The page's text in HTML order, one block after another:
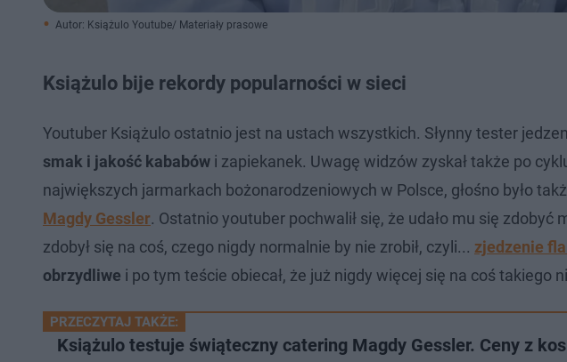
Autor: Książulo Youtube/ Materiały prasowe
Książulo bije rekordy popularności w sieci
Youtuber Książulo ostatnio jest na ustach wszystkich. Słynny tester
smak i jakość kababów i zapiekanek. Uwagę widzów zyskał także po
największych jarmarkach bożonarodzeniowych w Polsce, głośno było
Magdy Gessler. Ostatnio youtuber pochwalił się, że udało mu się
zdobył się na coś, czego nigdy normalnie by nie zrobił, czyli... zjedzenie
obrzydliwe i po tym teście obiecał, że już nigdy więcej się na coś takiego
PRZECZYTAJ TAKŻE:
Książulo testuje świąteczny catering Magdy Gessler. Ceny z